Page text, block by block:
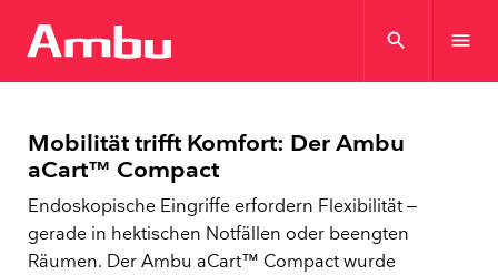
search menu
Mobilität trifft Komfort: Der Ambu
aCart™ Compact
Endoskopische Eingriffe erfordern Flexibilität –
gerade in hektischen Notfällen oder beengten
Räumen. Der Ambu aCart™ Compact wurde